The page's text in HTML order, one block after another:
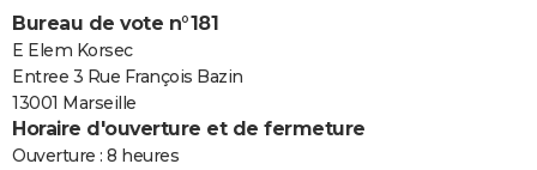
Bureau de vote n°181
E Elem Korsec
Entree 3 Rue François Bazin
13001 Marseille
Horaire d'ouverture et de fermeture
Ouverture : 8 heures